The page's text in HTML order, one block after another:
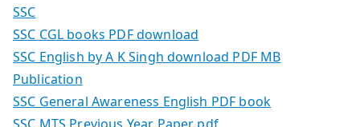
SSC
SSC CGL books PDF download
SSC English by A K Singh download PDF MB
Publication
SSC General Awareness English PDF book